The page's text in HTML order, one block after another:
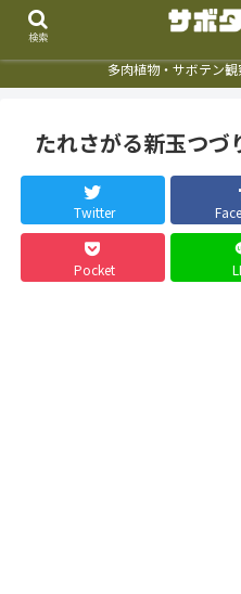
多肉植物・サボテン観
たれさがる新玉つづ
Twitter
Pocket
検索